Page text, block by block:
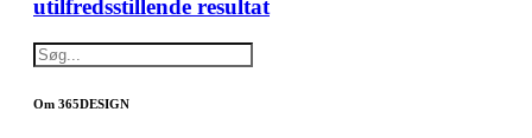
utilfredsstillende resultat
Om 365DESIGN